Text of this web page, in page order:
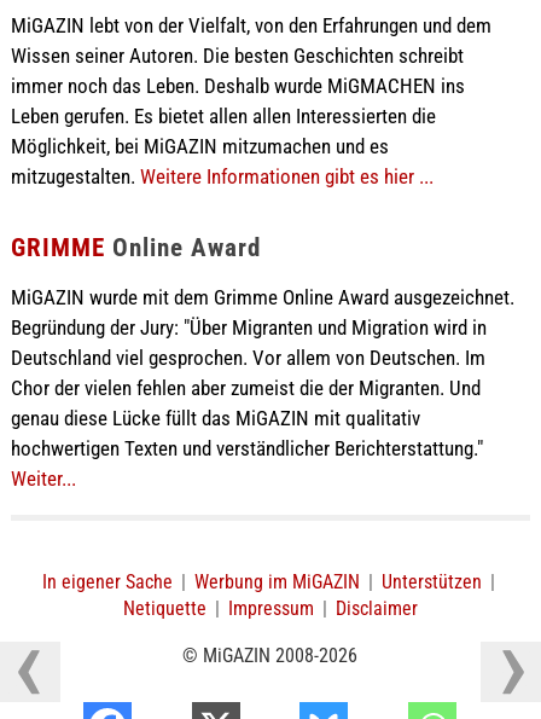
MiGAZIN lebt von der Vielfalt, von den Erfahrungen und dem
Wissen seiner Autoren. Die besten Geschichten schreibt
immer noch das Leben. Deshalb wurde MiGMACHEN ins
Leben gerufen. Es bietet allen allen Interessierten die
Möglichkeit, bei MiGAZIN mitzumachen und es
mitzugestalten. Weitere Informationen gibt es hier ...
GRIMME Online Award
MiGAZIN wurde mit dem Grimme Online Award ausgezeichnet.
Begründung der Jury: "Über Migranten und Migration wird in
Deutschland viel gesprochen. Vor allem von Deutschen. Im
Chor der vielen fehlen aber zumeist die der Migranten. Und
genau diese Lücke füllt das MiGAZIN mit qualitativ
hochwertigen Texten und verständlicher Berichterstattung."
Weiter...
In eigener Sache | Werbung im MiGAZIN | Unterstützen |
Netiquette | Impressum | Disclaimer
© MiGAZIN 2008-2026